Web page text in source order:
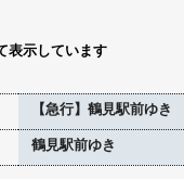
表示しています
【急行】鶴見駅前ゆき
鶴見駅前ゆき